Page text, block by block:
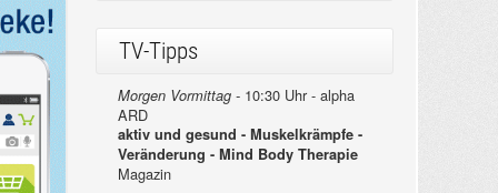
TV-Tipps
Morgen Vormittag -10:30 Uhr - alpha
ARD
aktiv und gesund - Muskelkrämpfe -
Veränderung - Mind Body Therapie
Magazin